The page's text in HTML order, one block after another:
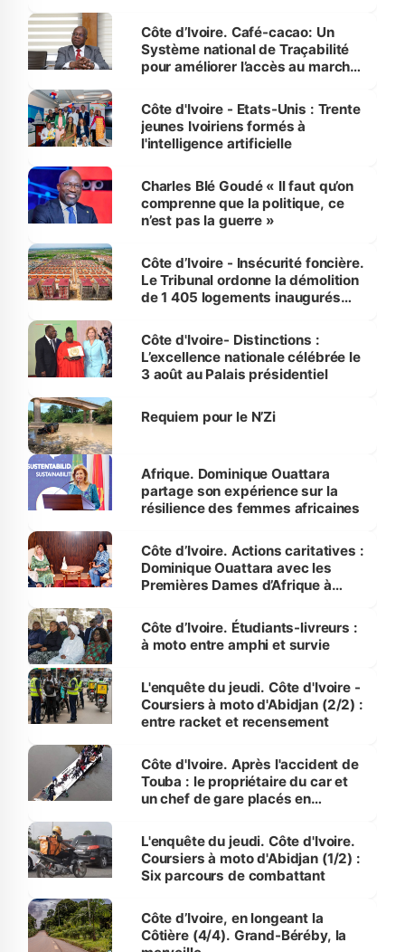
Côte d’Ivoire. Café-cacao: Un
Système national de Traçabilité
pour améliorer l’accès au marché
Côte d'Ivoire - Etats-Unis : Trente
jeunes Ivoiriens formés à
l'intelligence artificielle
Charles Blé Goudé « Il faut qu’on
comprenne que la politique, ce
n’est pas la guerre »
Côte d’Ivoire - Insécurité foncière.
Le Tribunal ordonne la démolition
de 1 405 logements inaugurés
Bassam
Côte d'Ivoire- Distinctions :
L’excellence nationale célébrée le
3 août au Palais présidentiel
Requiem pour le N’Zi
Afrique. Dominique Ouattara
partage son expérience sur la
résilience des femmes africaines
Côte d’Ivoire. Actions caritatives :
Dominique Ouattara avec les
Premières Dames d’Afrique à
Côte d’Ivoire. Étudiants-livreurs :
à moto entre amphi et survie
L'enquête du jeudi. Côte d'Ivoire -
Coursiers à moto d'Abidjan (2/2) :
entre racket et recensement
Côte d'Ivoire. Après l'accident de
Touba : le propriétaire du car et
un chef de gare placés en
L'enquête du jeudi. Côte d'Ivoire.
Coursiers à moto d'Abidjan (1/2) :
Six parcours de combattant
Côte d’Ivoire, en longeant la
Côtière (4/4). Grand-Béréby, la